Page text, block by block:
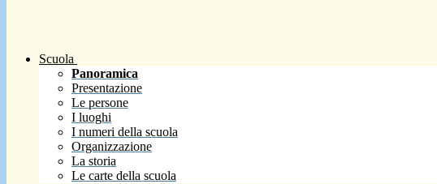
Scuola
Panoramica
Presentazione
Le persone
I luoghi
I numeri della scuola
Organizzazione
La storia
Le carte della scuola